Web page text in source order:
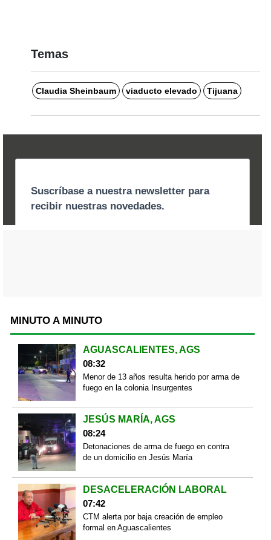
Temas
Claudia Sheinbaum viaducto elevado Tijuana
MINUTO A MINUTO
AGUASCALIENTES, AGS
08:32
Menor de 13 años resulta herido por arma de
fuego en la colonia Insurgentes
JESÚS MARÍA, AGS
08:24
Detonaciones de arma de fuego en contra
de un domicilio en Jesús María
DESACELERACIÓN LABORAL
07:42
CTM alerta por baja creación de empleo
formal en Aguascalientes